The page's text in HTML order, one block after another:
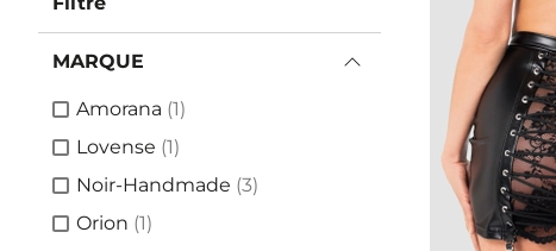
MARQUE
Amorana (1)
Lovense (1)
Noir-Handmade (3)
Orion (1)